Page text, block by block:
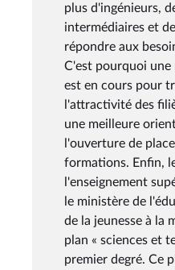
plus d'ingénieurs,
intermédiaires et
répondre aux
C'est pourquoi une
est en cours pour
l'attractivité des
une meilleure
l'ouverture de
formations. Enfin,
l'enseignement
le ministère de
de la jeunesse à la
plan « sciences et
premier degré. Ce